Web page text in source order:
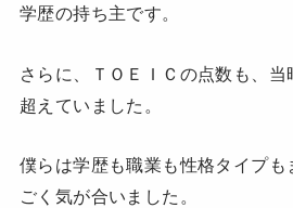
学歴の持ち主です。
さらに、ＴＯＥＩＣの点数も、
超えていました。
僕らは学歴も職業も性格タイプ
ごく気が合いました。